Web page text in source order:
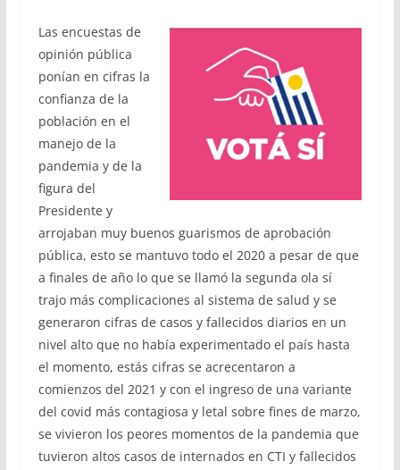
Las encuestas de
opinión pública
ponían en cifras la
confianza de la
población en el
manejo de la
pandemia y de la
figura del
Presidente y
arrojaban muy buenos guarismos de aprobación
pública, esto se mantuvo todo el 2020 a pesar de que
a finales de año lo que se llamó la segunda ola sí
trajo más complicaciones al sistema de salud y se
generaron cifras de casos y fallecidos diarios en un
nivel alto que no había experimentado el país hasta
el momento, estás cifras se acrecentaron a
comienzos del 2021 y con el ingreso de una variante
del covid más contagiosa y letal sobre fines de marzo,
se vivieron los peores momentos de la pandemia que
tuvieron altos casos de internados en CTI y fallecidos